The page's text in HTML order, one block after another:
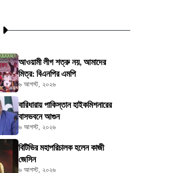
আওয়ামী লীগ শত্রু নয়, আমাদের
মিত্র: বিএনপির এমপি
৬ আগস্ট, ২০২৬
বারিধারায় পাকিস্তান হাইকমিশনারের
বাসভবনে আগুন
৬ আগস্ট, ২০২৬
বিটিভির মহাপরিচালক হলেন কাজী
জেসিন
৬ আগস্ট, ২০২৬